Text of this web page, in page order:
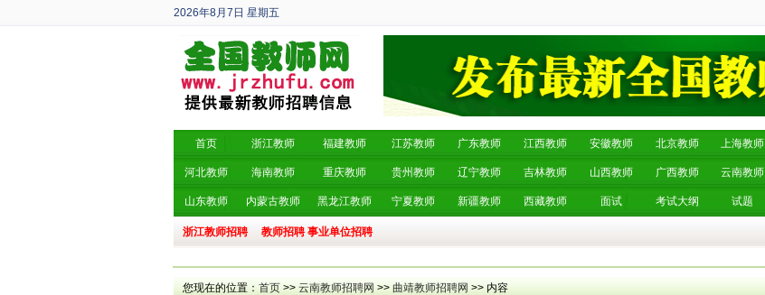
2026年8月7日 星期五
丙午年 六月廿五
首页 浙江教师 福建教师 江苏教师 广东教师 江西教师 安徽教师 北京教师 上海教师
河北教师 海南教师 重庆教师 贵州教师 辽宁教师 吉林教师 山西教师 广西教师 云南教师
山东教师 内蒙古教师 黑龙江教师 宁夏教师 新疆教师 西藏教师 面试 考试大纲 试题
浙江教师招聘 教师招聘 事业单位招聘
您现在的位置： 首页 >> 云南教师招聘网 >> 曲靖教师招聘网 >> 内容